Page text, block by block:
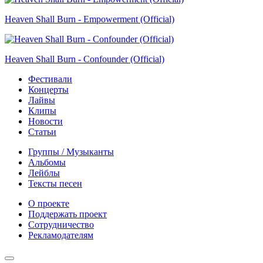
Heaven Shall Burn - Empowerment (Official)
Heaven Shall Burn - Confounder (Official)
Фестивали
Концерты
Лайвы
Клипы
Новости
Статьи
Группы / Музыканты
Альбомы
Лейблы
Тексты песен
О проекте
Поддержать проект
Сотрудничество
Рекламодателям